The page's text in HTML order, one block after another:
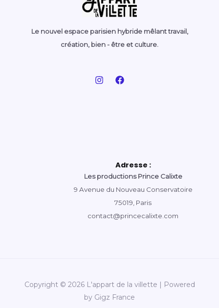
Le nouvel espace parisien hybride mêlant travail,
création, bien - être et culture.
Adresse :
Les productions Prince Calixte
9 Avenue du Nouveau Conservatoire
75019, Paris
contact@princecalixte.com
Copyright © 2026 L'appart de la villette | Powered
by Gigz France